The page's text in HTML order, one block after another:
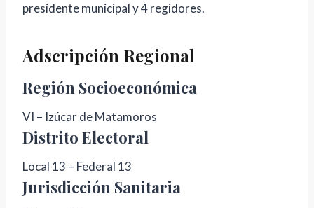
presidente municipal y 4 regidores.
Adscripción Regional
Región Socioeconómica
VI – Izúcar de Matamoros
Distrito Electoral
Local 13 – Federal 13
Jurisdicción Sanitaria